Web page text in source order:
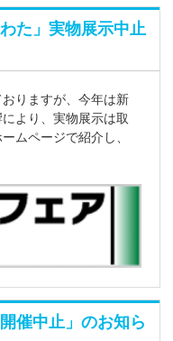
た」実物展示中止
りますが、今年は新
より、実物展示は取
ムページで紹介し、
催中止」のお知ら